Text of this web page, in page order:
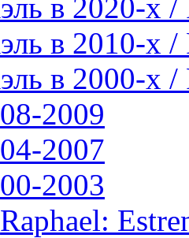
в 2020-х /
в 2010-х /
в 2000-х /
2009
2007
2003
Raphael: